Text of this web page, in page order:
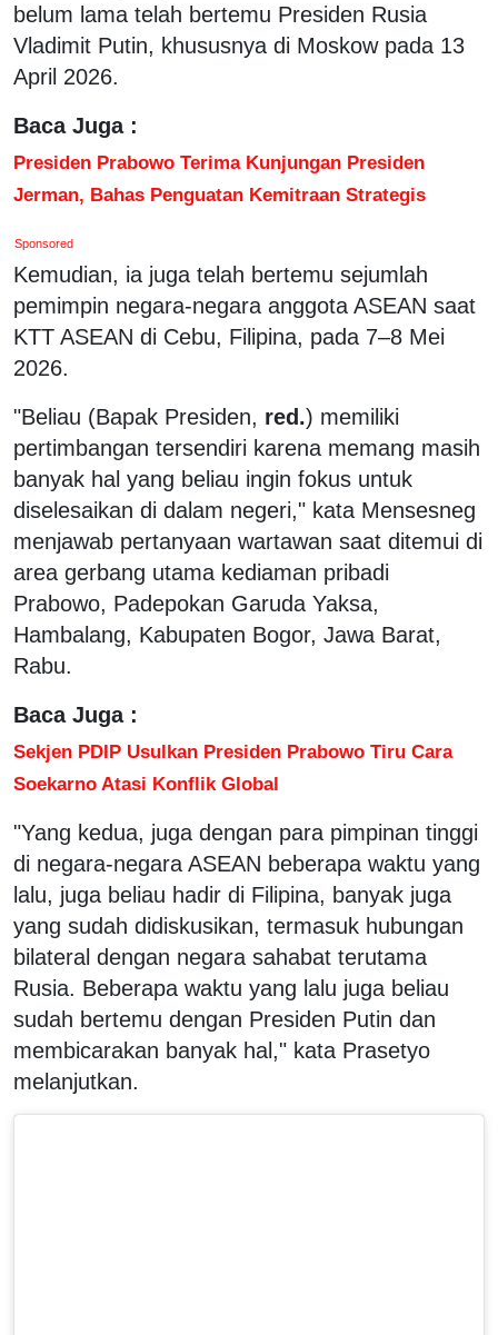
belum lama telah bertemu Presiden Rusia
Vladimit Putin, khususnya di Moskow pada 13
April 2026.
Baca Juga :
Presiden Prabowo Terima Kunjungan Presiden
Jerman, Bahas Penguatan Kemitraan Strategis
Sponsored
Kemudian, ia juga telah bertemu sejumlah
pemimpin negara-negara anggota ASEAN saat
KTT ASEAN di Cebu, Filipina, pada 7–8 Mei
2026.
"Beliau (Bapak Presiden, red.) memiliki
pertimbangan tersendiri karena memang masih
banyak hal yang beliau ingin fokus untuk
diselesaikan di dalam negeri," kata Mensesneg
menjawab pertanyaan wartawan saat ditemui di
area gerbang utama kediaman pribadi
Prabowo, Padepokan Garuda Yaksa,
Hambalang, Kabupaten Bogor, Jawa Barat,
Rabu.
Baca Juga :
Sekjen PDIP Usulkan Presiden Prabowo Tiru Cara
Soekarno Atasi Konflik Global
"Yang kedua, juga dengan para pimpinan tinggi
di negara-negara ASEAN beberapa waktu yang
lalu, juga beliau hadir di Filipina, banyak juga
yang sudah didiskusikan, termasuk hubungan
bilateral dengan negara sahabat terutama
Rusia. Beberapa waktu yang lalu juga beliau
sudah bertemu dengan Presiden Putin dan
membicarakan banyak hal," kata Prasetyo
melanjutkan.